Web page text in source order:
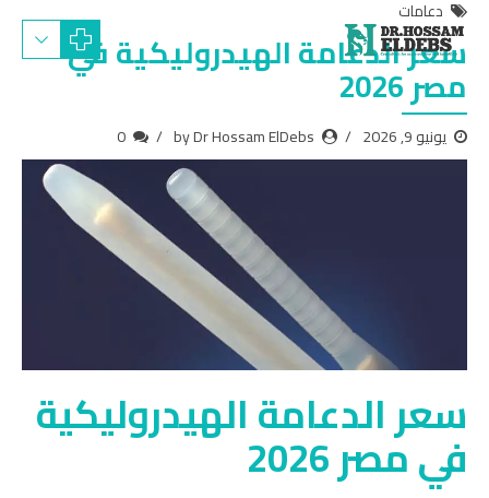
دعامات
سعر الدعامة الهيدروليكية في
مصر 2026
يونيو 9, 2026 by Dr Hossam ElDebs
0
سعر الدعامة الهيدروليكية
في مصر 2026